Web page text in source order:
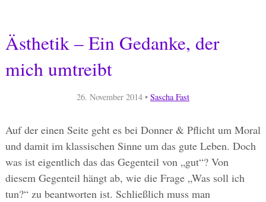
Ästhetik – Ein Gedanke, der
mich umtreibt
26. November 2014• Sascha Fast
Auf der einen Seite geht es bei Donner & Pflicht um Moral
und damit im klassischen Sinne um das gute Leben. Doch
was ist eigentlich das das Gegenteil von „gut“? Von
diesem Gegenteil hängt ab, wie die Frage „Was soll ich
tun?“ zu beantworten ist. Schließlich muss man